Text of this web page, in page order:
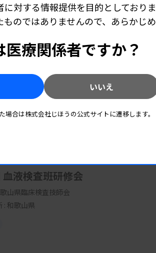
白血病患者の第2再発時の治療
）
）
病院・地域における学際的支
AYA世代サポートチーム）
血液検査班研修会
山県臨床検査技師会
: 和歌山県
に対する情報提供を目的としており
のではありませんので、あらかじ
医療関係者ですか？
いいえ
合は株式会社じほうの公式サイトに遷移します。